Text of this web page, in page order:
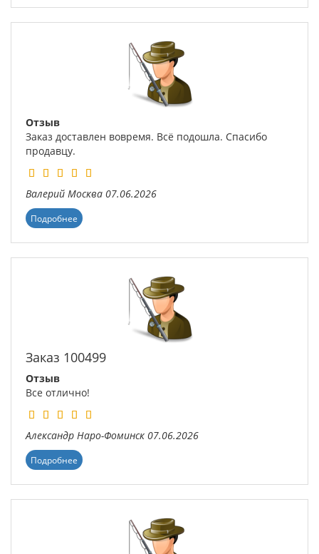
Отзыв
Заказ доставлен вовремя. Всё подошла. Спасибо
продавцу.
Валерий Москва 07.06.2026
Подробнее
Заказ 100499
Отзыв
Все отлично!
Александр Наро-Фоминск 07.06.2026
Подробнее